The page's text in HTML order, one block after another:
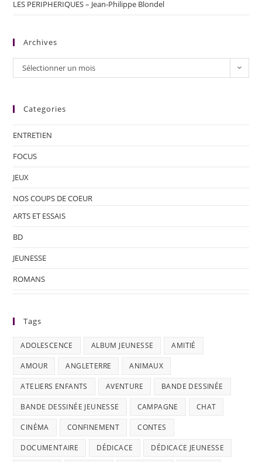
LES PERIPHERIQUES – Jean-Philippe Blondel
Archives
Sélectionner un mois
Categories
ENTRETIEN
FOCUS
JEUX
NOS COUPS DE COEUR
ARTS ET ESSAIS
BD
JEUNESSE
ROMANS
Tags
ADOLESCENCE ALBUM JEUNESSE AMITIÉ
AMOUR ANGLETERRE ANIMAUX
ATELIERS ENFANTS AVENTURE BANDE DESSINÉE
BANDE DESSINÉE JEUNESSE CAMPAGNE CHAT
CINÉMA CONFINEMENT CONTES
DOCUMENTAIRE DÉDICACE DÉDICACE JEUNESSE